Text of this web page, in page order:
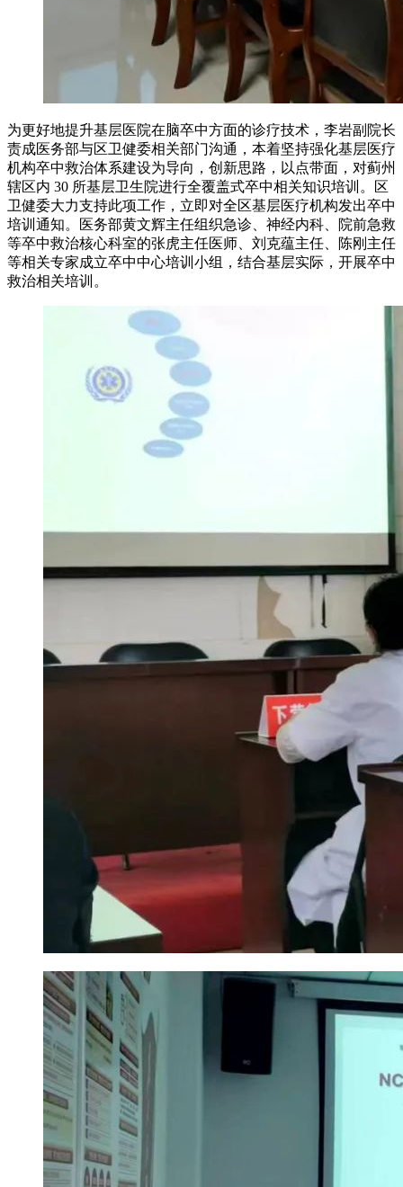
为更好地提升基层医院在脑卒中方面的诊疗技术，李岩副院长
责成医务部与区卫健委相关部门沟通，本着坚持强化基层医疗
机构卒中救治体系建设为导向，创新思路，以点带面，对蓟州
辖区内 30 所基层卫生院进行全覆盖式卒中相关知识培训。区
卫健委大力支持此项工作，立即对全区基层医疗机构发出卒中
培训通知。医务部黄文辉主任组织急诊、神经内科、院前急救
等卒中救治核心科室的张虎主任医师、刘克蕴主任、陈刚主任
等相关专家成立卒中中心培训小组，结合基层实际，开展卒中
救治相关培训。